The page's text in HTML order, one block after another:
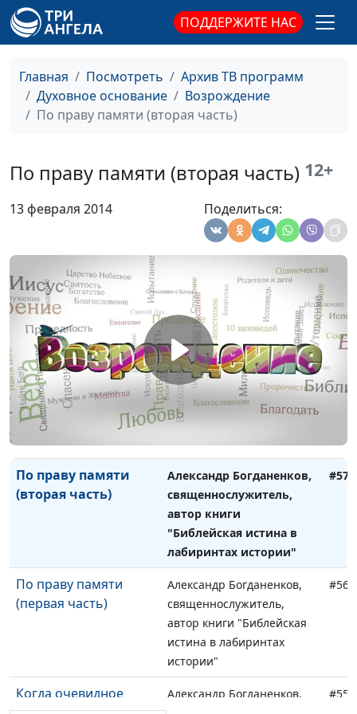
ПОДДЕРЖИТЕ НАС
Главная Посмотреть
Архив ТВ программ
Духовное основание
Возрождение
По праву памяти (вторая часть)
По праву памяти (вторая часть) 12+
13 февраля 2014 Поделиться:
составляющая жизни
священнослужитель
Переживания в
Владимир Котов,
#62
Твое предназначение
Владимир Котов,
священнослужитель
священнослужитель,
автор книги "Библейская
истина в лабиринтах
истории"
Дарвин, апокалипсис
Петра и вечная
участь человека
(вторая часть)
Александр Богданенков,
священнослужитель,
автор книги "Библейская
истина в лабиринтах
истории"
#59
Дарвин, апокалипсис
Петра и вечная
участь человека
(первая часть)
Александр Богданенков,
священнослужитель,
автор книги "Библейская
истина в лабиринтах
истории"
#58
По праву памяти
(вторая часть)
Александр Богданенков,
священнослужитель,
автор книги
"Библейская истина в
лабиринтах истории"
#57
По праву памяти
(первая часть)
Александр Богданенков,
священнослужитель,
автор книги "Библейская
истина в лабиринтах
истории"
#56
Когда очевидное
Александр Богданенков,
#55